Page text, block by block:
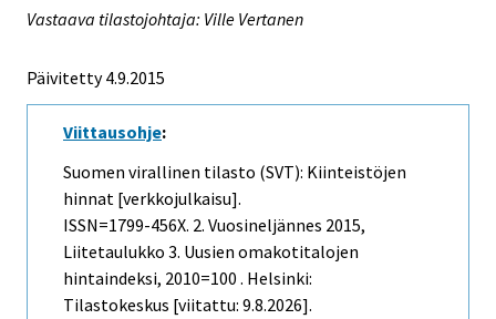
Vastaava tilastojohtaja: Ville Vertanen
Päivitetty 4.9.2015
Viittausohje:
Suomen virallinen tilasto (SVT): Kiinteistöjen
hinnat [verkkojulkaisu].
ISSN=1799-456X. 2. Vuosineljännes 2015,
Liitetaulukko 3. Uusien omakotitalojen
hintaindeksi, 2010=100 . Helsinki:
Tilastokeskus [viitattu: 9.8.2026].